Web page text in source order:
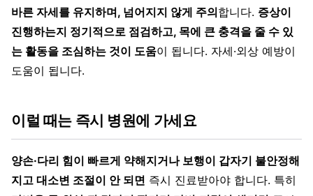
바른 자세를 유지하며, 넘어지지 않게 주의합니다. 증상이
진행하는지 정기적으로 점검하고, 목에 큰 충격을 줄 수 있
는 활동을 조심하는 것이 도움이 됩니다. 자세·외상 예방이
도움이 됩니다.
이럴 때는 즉시 병원에 가세요
양손·다리 힘이 빠르게 약해지거나 보행이 갑자기 불안정해
지고 대소변 조절이 안 되면 즉시 진료받아야 합니다. 특히